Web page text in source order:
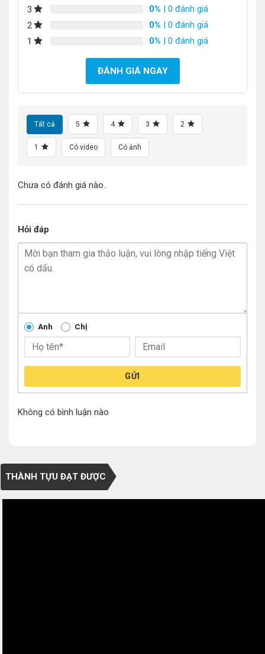
3
0% | 0 đánh giá
2
0% | 0 đánh giá
1
0% | 0 đánh giá
ĐÁNH GIÁ NGAY
Tất cả 5 4 3 2
1 Có video Có ảnh
Chưa có đánh giá nào.
Hỏi đáp
Anh Chị
GỬI
Không có bình luận nào
THÀNH TỰU ĐẠT ĐƯỢC